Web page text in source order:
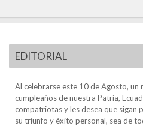
EDITORIAL
Al celebrarse este 10 de Agosto, un
cumpleaños de nuestra Patria,
compatriotas y les desea que sigan
su triunfo y éxito personal, sea de